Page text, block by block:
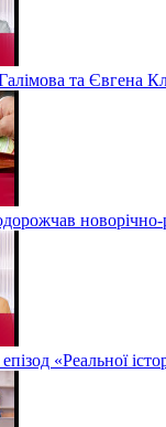
та Євгена
новорічно-
«Реальної